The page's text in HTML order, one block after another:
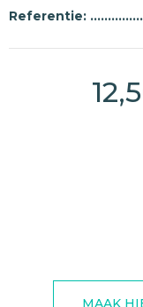
Referentie: